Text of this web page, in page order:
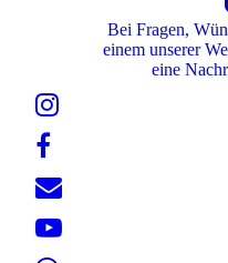
Bei Fragen,
einem unserer
eine